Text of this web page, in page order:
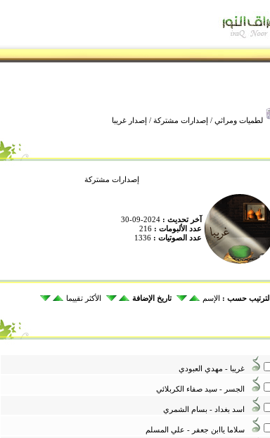
لطميات ومراثي / إصدارات مشتركة / إصدار غريبا
إصدارات مشتركة
آخر تحديث : 2024-09-30
عدد الألبومات : 216
عدد الصوتيات : 1336
الترتيب حسب : الإسم تاريخ الإضافة الأكثر تقييما
غريبا - مهدي العبودي
الجسر - سيد صفاء الكربلائي
اسد بغداد - بسام الشمري
سلاما ياابن جعفر - علي المسلم